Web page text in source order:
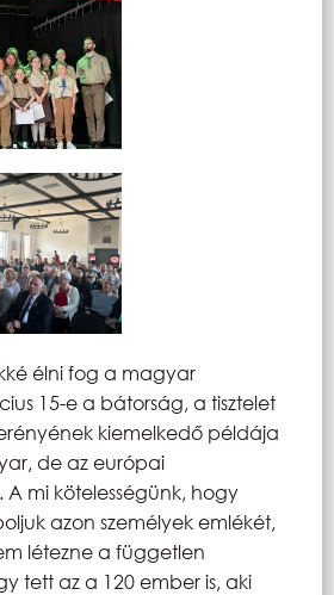
élni fog a magyar
15-e a bátorság, a tisztelet
kiemelkedő példája
de az európai
A mi kötelességünk, hogy
azon személyek emlékét,
létezne a független
tett az a 120 ember is, aki